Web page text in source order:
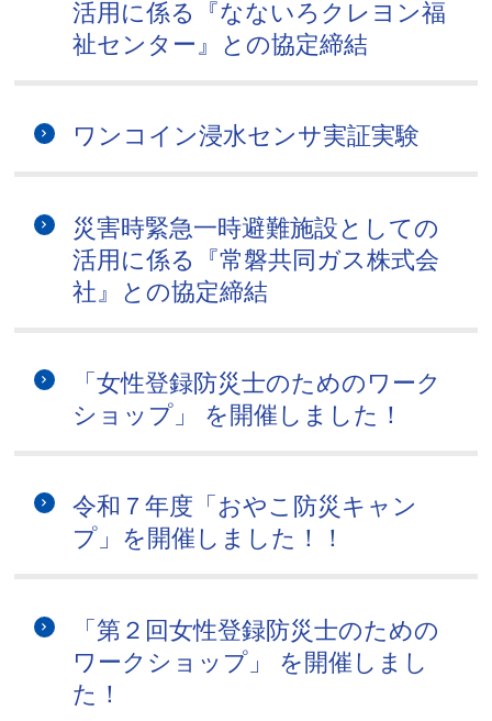
活用に係る『なないろクレヨン福
祉センター』との協定締結
ワンコイン浸水センサ実証実験
災害時緊急一時避難施設としての
活用に係る『常磐共同ガス株式会
社』との協定締結
「女性登録防災士のためのワーク
ショップ」 を開催しました！
令和７年度「おやこ防災キャン
プ」を開催しました！！
「第２回女性登録防災士のための
ワークショップ」 を開催しまし
た！